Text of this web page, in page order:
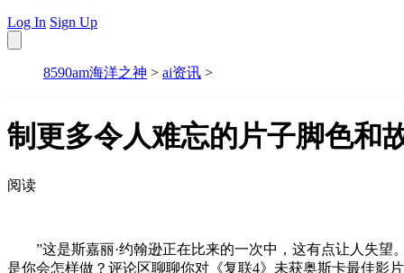
Log In Sign Up
8590am海洋之神 > ai资讯 >
制更多令人难忘的片子脚色和
阅读
”这是斯嘉丽·约翰逊正在比来的一次中，这有点让人失望
是你会怎样做？评论区聊聊你对《复联4》未获奥斯卡最佳影